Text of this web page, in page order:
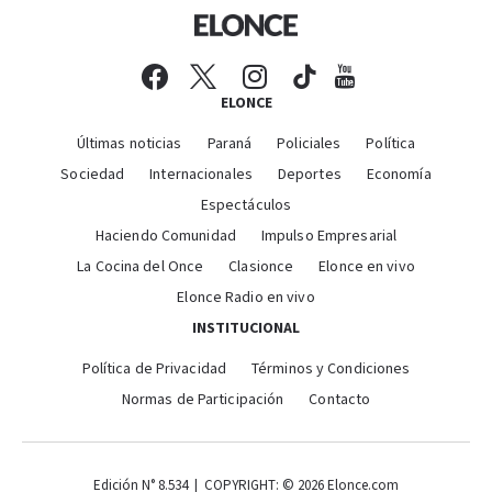
ELONCE
Últimas noticias Paraná Policiales
Política
Sociedad
Internacionales Deportes
Economía
Espectáculos
Haciendo Comunidad
Impulso Empresarial
La Cocina del Once
Clasionce
Elonce en vivo
Elonce Radio en vivo
INSTITUCIONAL
Política de Privacidad
Términos y Condiciones
Normas de Participación
Contacto
Edición N° 8.534 | COPYRIGHT: © 2026 Elonce.com